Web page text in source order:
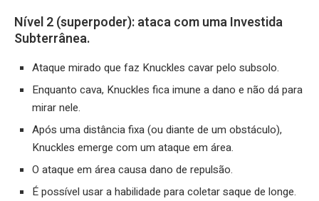
Nível 2 (superpoder): ataca com uma Investida
Subterrânea.
Ataque mirado que faz Knuckles cavar pelo subsolo.
Enquanto cava, Knuckles fica imune a dano e não dá para
mirar nele.
Após uma distância fixa (ou diante de um obstáculo),
Knuckles emerge com um ataque em área.
O ataque em área causa dano de repulsão.
É possível usar a habilidade para coletar saque de longe.